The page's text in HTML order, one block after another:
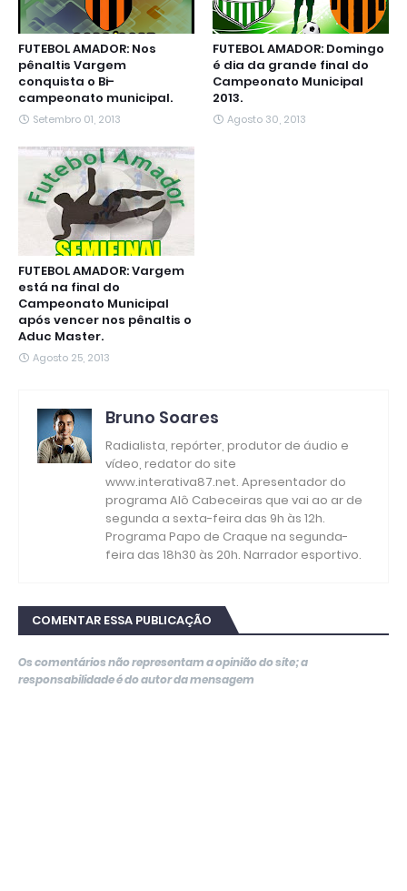
FUTEBOL AMADOR: Nos
pênaltis Vargem
conquista o Bi-
campeonato municipal.
Setembro 01, 2013
FUTEBOL AMADOR: Domingo
é dia da grande final do
Campeonato Municipal
2013.
Agosto 30, 2013
FUTEBOL AMADOR: Vargem
está na final do
Campeonato Municipal
após vencer nos pênaltis o
Aduc Master.
Agosto 25, 2013
Bruno Soares
Radialista, repórter, produtor de áudio e
vídeo, redator do site
www.interativa87.net. Apresentador do
programa Alô Cabeceiras que vai ao ar de
segunda a sexta-feira das 9h às 12h.
Programa Papo de Craque na segunda-
feira das 18h30 às 20h. Narrador esportivo.
COMENTAR ESSA PUBLICAÇÃO
Os comentários não representam a opinião do site; a
responsabilidade é do autor da mensagem